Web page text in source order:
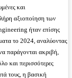
και
αξιοποίηση των
ήταν επίσης
το 2024, αναλύοντας
παράγονται ακριβή,
και περισσότερες
τους, η βασική